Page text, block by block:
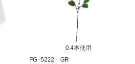
0.4本使用
FG -5222 GR